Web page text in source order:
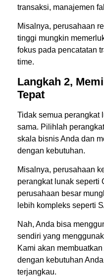
transaksi, manajemen
Misalnya, perusahaan
tinggi mungkin
fokus pada pencatatan
time.
Langkah 2,
Tepat
Tidak semua perangkat
sama. Pilihlah
skala bisnis Anda dan
dengan kebutuhan.
Misalnya, perusahaan
perangkat lunak seperti
perusahaan besar
lebih kompleks seperti
Nah, Anda bisa
sendiri yang
Kami akan
dengan kebutuhan
terjangkau.